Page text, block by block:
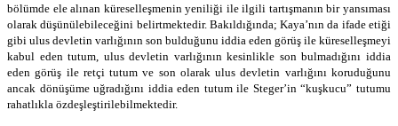
bölümde ele alınan küreselleşmenin yeniliği ile ilgili tartışmanın bir yansıması
olarak düşünülebileceğini belirtmektedir. Bakıldığında; Kaya’nın da ifade etiği
gibi ulus devletin varlığının son bulduğunu iddia eden görüş ile küreselleşmeyi
kabul eden tutum, ulus devletin varlığının kesinlikle son bulmadığını iddia
eden görüş ile retçi tutum ve son olarak ulus devletin varlığını koruduğunu
ancak dönüşüme uğradığını iddia eden tutum ile Steger’in “kuşkucu” tutumu
rahatlıkla özdeşleştirilebilmektedir.